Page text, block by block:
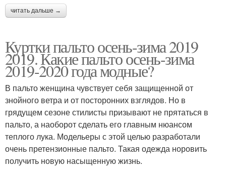
читать дальше →
Куртки пальто осень-зима 2019
2019. Какие пальто осень-зима
2019-2020 года модные?
В пальто женщина чувствует себя защищенной от
знойного ветра и от посторонних взглядов. Но в
грядущем сезоне стилисты призывают не прятаться в
пальто, а наоборот сделать его главным нюансом
теплого лука. Модельеры с этой целью разработали
очень претензионные пальто. Такая одежда норовить
получить новую насыщенную жизнь.